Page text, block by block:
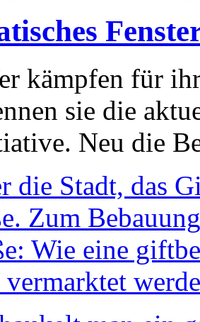
kämpfen für
sie die
Neu die
die Stadt, das
Zum
Wie eine